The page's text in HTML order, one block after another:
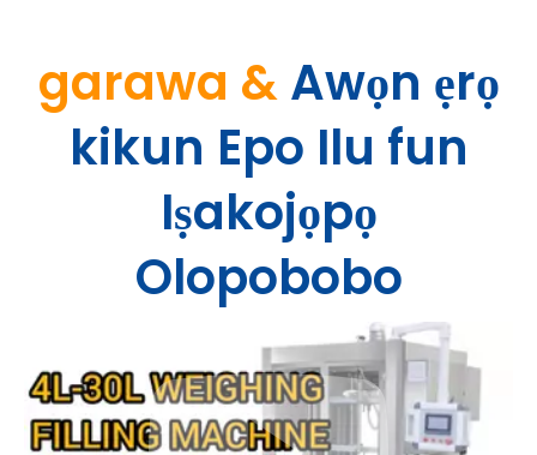
garawa &Awọn ẹrọ
kikun Epo Ilu fun
Iṣakojọpọ
Olopobobo